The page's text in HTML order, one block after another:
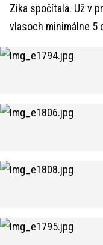
Zika spočítala. Už v
vlasoch minimálne 5